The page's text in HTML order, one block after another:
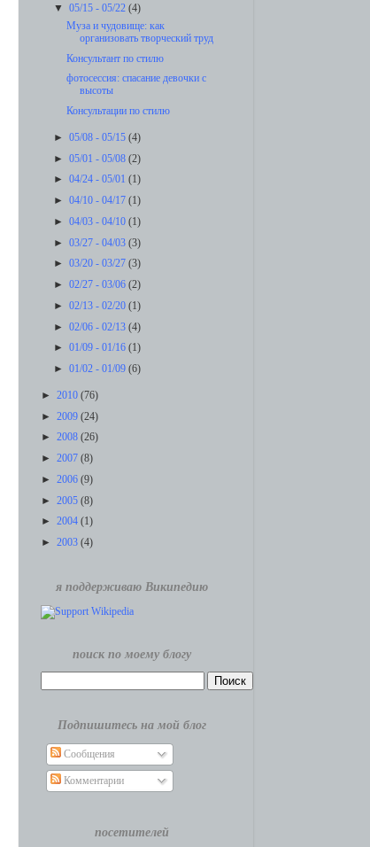
▼05/15 - 05/22(4)
Музa и чудoвищe: кaк
opгaнизoвaть твopчeский тpуд
Консультант по стилю
фотосессия: спасание девочки с
высоты
Консультации по стилю
►05/08 - 05/15(4)
►05/01 - 05/08(2)
►04/24 - 05/01(1)
►04/10 - 04/17(1)
►04/03 - 04/10(1)
►03/27 - 04/03(3)
►03/20 - 03/27(3)
►02/27 - 03/06(2)
►02/13 - 02/20(1)
►02/06 - 02/13(4)
►01/09 - 01/16(1)
►01/02 - 01/09(6)
► 2010 (76)
► 2009 (24)
► 2008 (26)
► 2007 (8)
► 2006 (9)
► 2005 (8)
► 2004 (1)
► 2003 (4)
я поддерживаю Википедию
поиск по моему блогу
Подпишитесь на мой блог
Сообщения
Комментарии
посетителей